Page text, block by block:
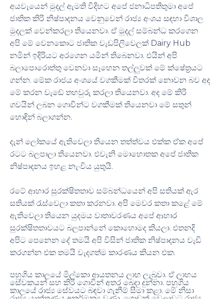
අයවැයෙන් මුදල් ඇමති විදිහට අපේ ජනාධිපතිතුමා අපේ
ජාතික කිරි නිෂ්පාදනය වෙනුවෙන් රාජ්‍ය අංශය සඳහා විශාල
මුදලක් වෙන්කරලා තියෙනවා. ඒ මුදල් සම්බන්ධ කරගෙන
අපි මේ වෙනකොට ජාතික වැඩපිලිවෙලක් Dairy Hub
නමින් ඉදිරියට අරගෙන යමින් තිබෙනවා. එයින් අපි
බලාපොරොත්තු වෙනවා සෑහෙන තල්ලුවක් මේ ක්ෂේත්‍රයට
ගන්න. මේක රාජය අංශයේ වගකීමක් විතරක් නොවන බව අද
මේ කරන වැඩේ තහවුරු කරලා තියෙනවා. අද මේ කිරි
ගවයින් ලබන ගොවීන්ට වගකීමක් තියෙනවා මේ සතුන්
හොඳින් බලාගන්න.
දැන් ලෝකයේ ඇතිවෙලා තියෙන තත්ත්වය එක්ක ඒක අපේ
රටට බලපාලා තියෙනවා. එවැනි මොහොතක අපේ ජාතික
නිෂ්පාදනය ඉහළ නැංවිය යුතුයි.
රටේ ආහාර සුරක්ෂිතතාව සම්බන්ධයෙන් අපි සතියක් ඇර
සතියක් රැස්වෙලා කතා කරනවා. අපි මෙවර කතා කළේ මේ
ඇතිවෙලා තියෙන යුදමය වාතාවරණය අපේ ආහාර
සුරක්ෂිතතාවයට බලපාන්නේ කොහොමද කියලා. එතනදි
අපිට පෙනෙන දේ තමයි අපි විසින් ජාතික නිෂ්පාදනය වැඩි
කරගන්න එක තමයි වැදගත්ම කාරණය කියන එක.
පහුගිය කාලයේ මිල්කො ආයතනය ලාභ ලැබුවා. ඒ ලාභය
සේවකයන් සහ කිරි ගොවීන් අතර බෙදා දුන්නා. පහුගිය
කාලයේ රාජ්‍ය සේවයට බඳවා ගැනීම් සීමා කළා. මේ නිසා